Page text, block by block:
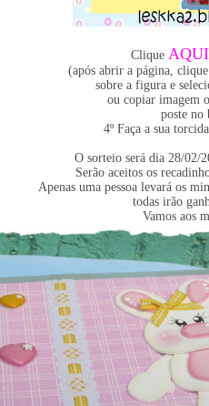
Clique AQUI
(após abrir a página,
sobre a figura e
ou copiar imagem
poste no
4º Faça a sua
O sorteio será dia 28/02/
Serão aceitos os
Apenas uma pessoa levará os
todas irão
Vamos aos